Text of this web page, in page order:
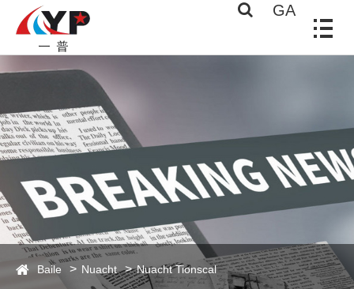
GA
Baile Nuacht Nuacht Tionscal